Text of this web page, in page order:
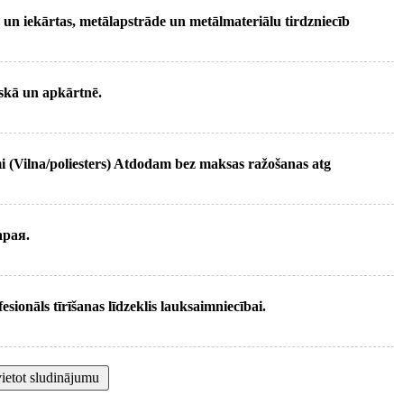
iekārtas, metālapstrāde un metālmateriālu tirdzniecīb
un apkārtnē.
poliesters) Atdodam bez maksas ražošanas atg
tīrīšanas līdzeklis lauksaimniecībai.